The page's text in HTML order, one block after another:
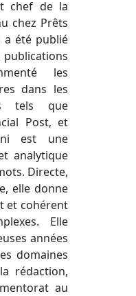
chef de la
chez Prêts
a été publié
les
dans les
tels que
Post, et
est une
analytique
Directe,
elle donne
et cohérent
Elle
années
domaines
rédaction,
au